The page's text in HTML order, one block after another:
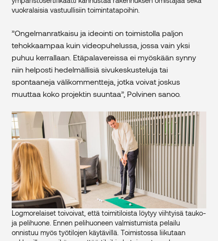
vuokralaisia vastuullisiin toimintatapoihin.
”Ongelmanratkaisu ja ideointi on toimistolla paljon
tehokkaampaa kuin videopuhelussa, jossa vain yksi
puhuu kerrallaan. Etäpalavereissa ei myöskään synny
niin helposti hedelmällisiä sivukeskusteluja tai
spontaaneja välikommentteja, jotka voivat joskus
muuttaa koko projektin suuntaa”, Polvinen sanoo.
Logmorelaiset toivoivat, että toimitiloista löytyy viihtyisä tauko-
ja pelihuone. Ennen pelihuoneen valmistumista pelailu
onnistuu myös työtilojen käytävillä. Toimistossa liikutaan